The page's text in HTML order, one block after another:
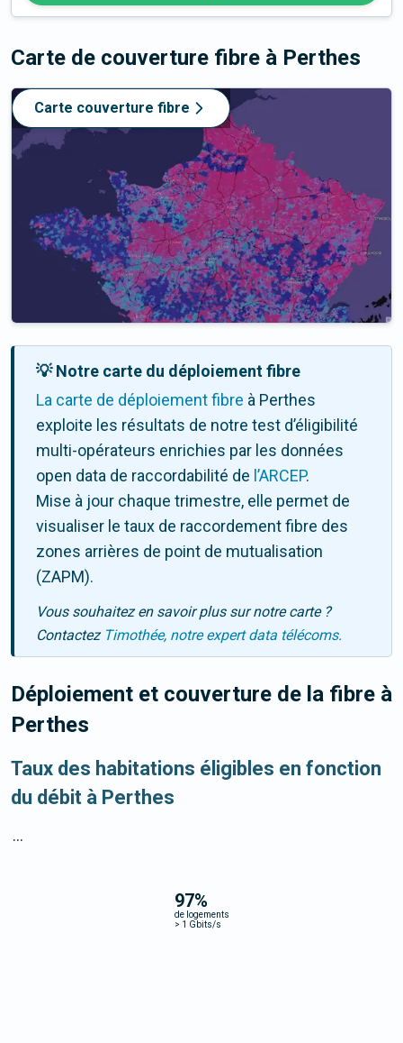
Carte de couverture fibre à Perthes
Carte couverture fibre
💡 Notre carte du déploiement fibre
La carte de déploiement fibre à Perthes
exploite les résultats de notre test d’éligibilité
multi-opérateurs enrichies par les données
open data de raccordabilité de l’ARCEP.
Mise à jour chaque trimestre, elle permet de
visualiser le taux de raccordement fibre des
zones arrières de point de mutualisation
(ZAPM).
Vous souhaitez en savoir plus sur notre carte ?
Contactez Timothée, notre expert data télécoms.
Déploiement et couverture de la fibre à
Perthes
Taux des habitations éligibles en fonction
du débit à Perthes
97%
de logements
> 1 Gbits/s
...